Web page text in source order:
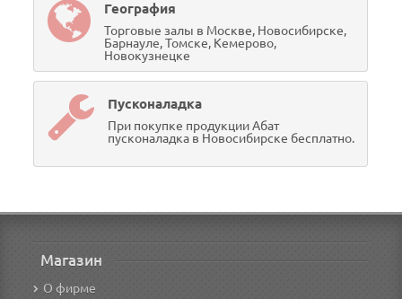
География
Торговые залы в Москве, Новосибирске,
Барнауле, Томске, Кемерово,
Новокузнецке
Пусконаладка
При покупке продукции Абат
пусконаладка в Новосибирске бесплатно.
Магазин
О фирме